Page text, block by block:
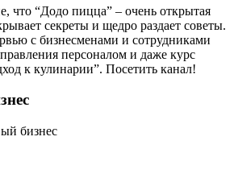
что “Додо пицца” – очень открытая
секреты и щедро раздает советы.
с бизнесменами и сотрудниками
персоналом и даже курс
к кулинарии”. Посетить канал!